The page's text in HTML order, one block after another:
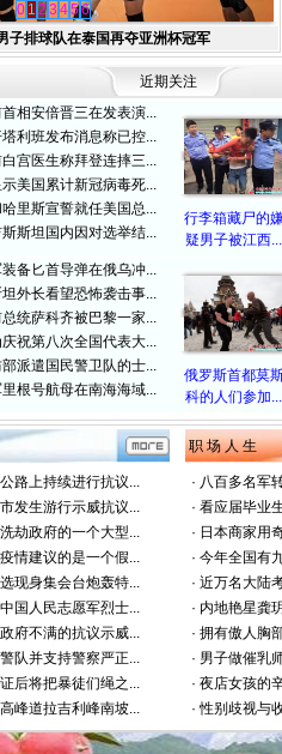
子排球队在泰国再夺亚洲杯冠军
0 1 23 456
近期关注
首相安倍晋三在发表演...
利班发布消息称已控...
宫医生称拜登连摔三...
美国累计新冠病毒死...
里斯宣誓就任美国总...
斯坦国内因对选举结...
行李箱藏尸的
疑男子被江西...
备匕首导弹在俄乌冲...
坦外长看望恐怖袭击事...
统萨科齐被巴黎一家...
祝第八次全国代表大...
派遣国民警卫队的士...
根号航母在南海海域...
俄罗斯首都莫
科的人们参加...
路上持续进行抗议...
发生游行示威抗议...
劫政府的一个大型...
情建议的是一个假...
现身集会台炮轰特...
国人民志愿军烈士...
府不满的抗议示威...
队并支持警察严正...
后将把暴徒们绳之...
峰道拉吉利峰南坡...
职 场 人 生
· 八百多名军
· 看应届毕业
· 日本商家用
· 今年全国有
· 近万名大陆
· 内地艳星龚
· 拥有傲人胸
· 男子做催乳
· 夜店女孩的
·性别歧视与